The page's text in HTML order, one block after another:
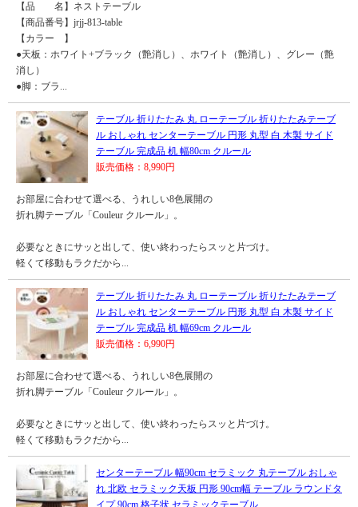
【品 名】ネストテーブル
【商品番号】jrjj-813-table
【カラー 】
●天板：ホワイト+ブラック（艶消し）、ホワイト（艶消し）、グレー（艶
消し）
●脚：ブラ...
テーブル 折りたたみ 丸 ローテーブル 折りたたみテーブ
ル おしゃれ センターテーブル 円形 丸型 白 木製 サイド
テーブル 完成品 机 幅80cm クルール
販売価格：8,990円
お部屋に合わせて選べる、うれしい8色展開の
折れ脚テーブル「Couleur クルール」。
必要なときにサッと出して、使い終わったらスッと片づけ。
軽くて移動もラクだから...
テーブル 折りたたみ 丸 ローテーブル 折りたたみテーブ
ル おしゃれ センターテーブル 円形 丸型 白 木製 サイド
テーブル 完成品 机 幅69cm クルール
販売価格：6,990円
お部屋に合わせて選べる、うれしい8色展開の
折れ脚テーブル「Couleur クルール」。
必要なときにサッと出して、使い終わったらスッと片づけ。
軽くて移動もラクだから...
センターテーブル 幅90cm セラミック 丸テーブル おしゃ
れ 北欧 セラミック天板 円形 90cm幅 テーブル ラウンドタ
イプ 90cm 格子状 セラミックテーブル